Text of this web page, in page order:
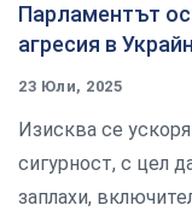
Парламентът
агресия в
23 Юли, 2025
Изисква се
сигурност, с цел
заплахи,